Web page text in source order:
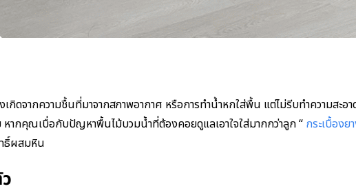
ดจากความชื้นที่มาจากสภาพอากาศ หรือการทำน้ำหกใส่พื้น แต่ไม่รีบทำความสะอ
ากคุณเบื่อกับปัญหาพื้นไม้บวมน้ำที่ต้องคอยดูแลเอาใจใส่มากกว่าลูก “ กระเบื้องย
ธิ์ผสมหิน